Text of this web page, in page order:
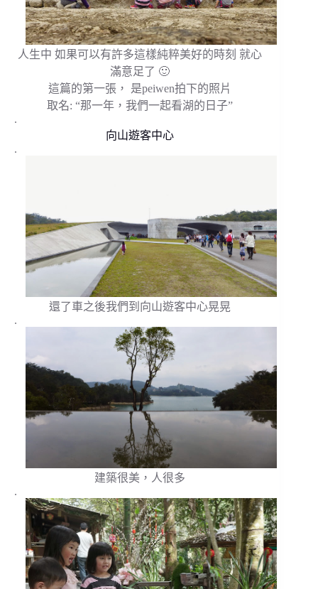
人生中 如果可以有許多這樣純粹美好的時刻 就心
滿意足了 🙂
這篇的第一張， 是peiwen拍下的照片
取名: “那一年，我們一起看湖的日子”
.
向山遊客中心
.
還了車之後我們到向山遊客中心晃晃
.
建築很美，人很多
.